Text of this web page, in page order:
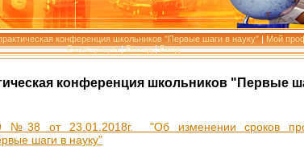
конференция школьников "Первые шаги в науку"| Мой
Регистрация|Выход|Вход
конференция школьников "Первые
№38 от 23.01.2018г. "Об изменении сроков
шаги в науку"